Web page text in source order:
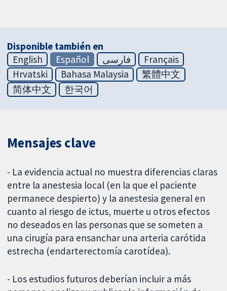
Disponible también en
English
Español فارسی
Français
Hrvatski
Bahasa Malaysia
繁體中文
简体中文
한국어
Mensajes clave
- La evidencia actual no muestra diferencias claras
entre la anestesia local (en la que el paciente
permanece despierto) y la anestesia general en
cuanto al riesgo de ictus, muerte u otros efectos
no deseados en las personas que se someten a
una cirugía para ensanchar una arteria carótida
estrecha (endarterectomía carotídea).
- Los estudios futuros deberían incluir a más